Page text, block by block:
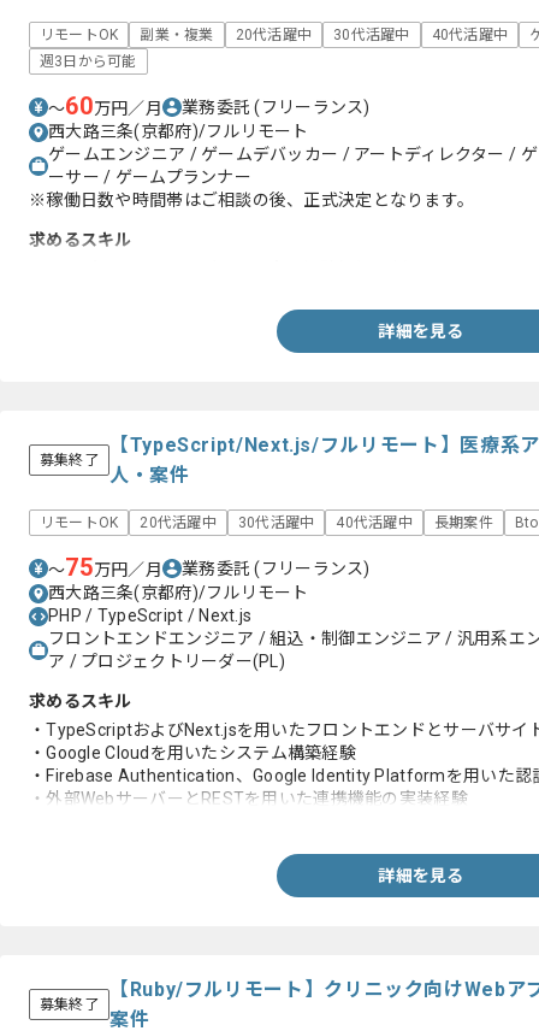
リモートOK 副業・複業 20代活躍中 30代活躍中 40代活躍中
週3日から可能
〜60万円／月 業務委託(フリーランス)
西大路三条(京都府)/フルリモート
ゲームエンジニア / ゲームデバッカー / アートディレクター /
ーサー / ゲームプランナー
※稼働日数や時間帯はご相談の後、正式決定となります。
求めるスキル
詳細を見る
募集終了
【TypeScript/Next.js/フルリモート】医療系
人・案件
リモートOK 20代活躍中 30代活躍中 40代活躍中 長期案件
〜75万円／月 業務委託(フリーランス)
西大路三条(京都府)/フルリモート
PHP / TypeScript / Next.js
フロントエンドエンジニア / 組込・制御エンジニア / 汎用系エ
ア / プロジェクトリーダー(PL)
求めるスキル
・TypeScriptおよびNext.jsを用いたフロントエンドとサーバサイ
・Google Cloudを用いたシステム構築経験
・Firebase Authentication、Google Identity Platformを用いた認
・外部WebサーバーとRESTを用いた連携機能の実装経験
詳細を見る
募集終了
【Ruby/フルリモート】クリニック向けWebア
案件